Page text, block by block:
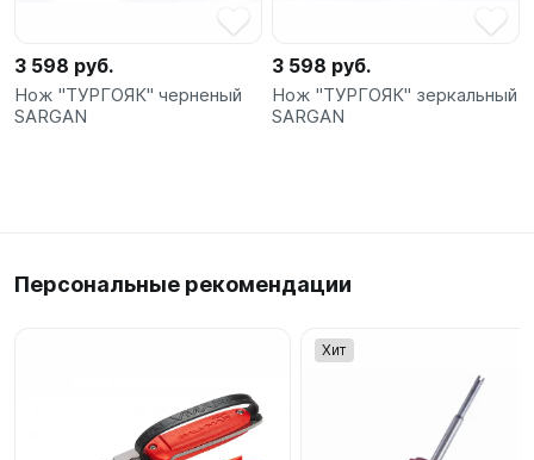
3 598 руб.
Нож "ТУРГОЯК" черненый
SARGAN
3 598 руб.
Нож "ТУРГОЯК" зеркальный
SARGAN
Персональные рекомендации
Хит